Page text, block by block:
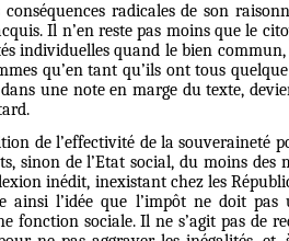
radicales de son
Il n’en reste pas moins que le
individuelles quand le bien commun,
qu’en tant qu’ils ont tous
une note en marge du texte,
de l’effectivité de la souveraineté
sinon de l’Etat social, du moins des
inédit, inexistant chez les
l’idée que l’impôt ne doit
fonction sociale. Il ne s’agit pas de